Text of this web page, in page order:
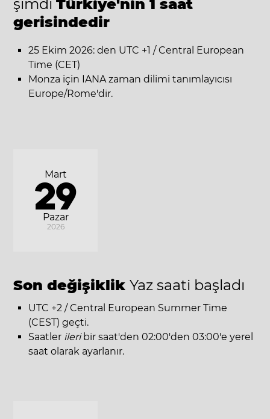
şimdi Türkiye'nin 1 saat
gerisindedir
25 Ekim 2026: den UTC +1 / Central European
Time (CET)
Monza için IANA zaman dilimi tanımlayıcısı
Europe/Rome'dir.
Pazar
Mart
29
2026
Son değişiklikYaz saati başladı
UTC +2 / Central European Summer Time
(CEST) geçti.
Saatler ileribir saat'den 02:00'den 03:00'e yerel
saat olarak ayarlanır.